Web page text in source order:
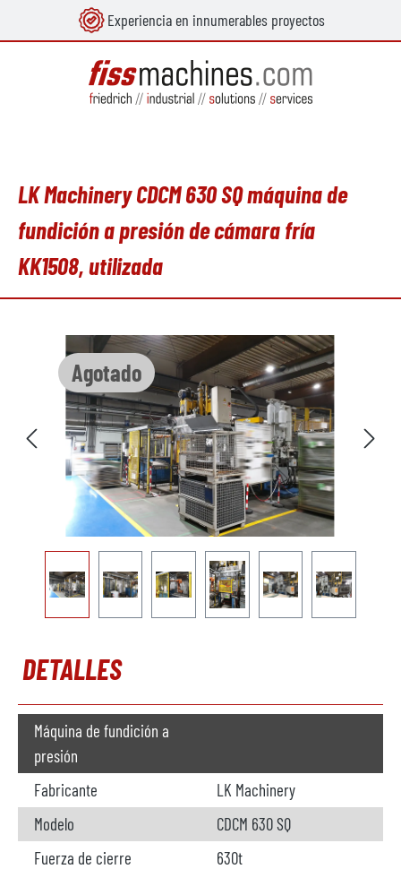
principal Experiencia en innumerables proyectos
LK Machinery CDCM 630 SQ máquina de
fundición a presión de cámara fría
KK1508, utilizada
Agotado
Omitir galería de imágenes
DETALLES
Máquina de fundición a
presión
Fabricante
LK Machinery
Modelo
CDCM 630 SQ
Fuerza de cierre
630t